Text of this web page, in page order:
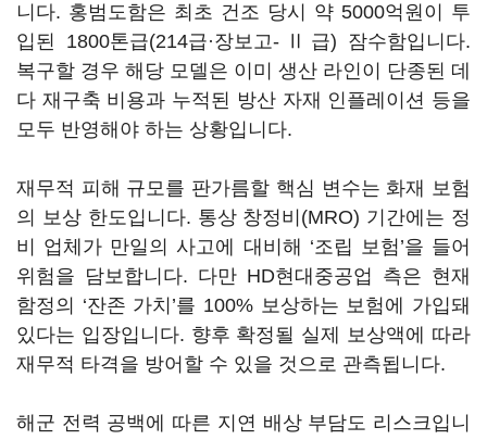
니다. 홍범도함은 최초 건조 당시 약 5000억원이 투
입된 1800톤급(214급·장보고-Ⅱ급) 잠수함입니다.
복구할 경우 해당 모델은 이미 생산 라인이 단종된 데
다 재구축 비용과 누적된 방산 자재 인플레이션 등을
모두 반영해야 하는 상황입니다.
재무적 피해 규모를 판가름할 핵심 변수는 화재 보험
의 보상 한도입니다. 통상 창정비(MRO) 기간에는 정
비 업체가 만일의 사고에 대비해 ‘조립 보험’을 들어
위험을 담보합니다. 다만 HD현대중공업 측은 현재
함정의 ‘잔존 가치’를 100% 보상하는 보험에 가입돼
있다는 입장입니다. 향후 확정될 실제 보상액에 따라
재무적 타격을 방어할 수 있을 것으로 관측됩니다.
해군 전력 공백에 따른 지연 배상 부담도 리스크입니